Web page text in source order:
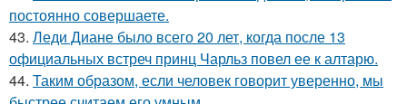
постоянно совершаете.
43. Леди Диане было всего 20 лет, когда после 13
официальных встреч принц Чарльз повел ее к алтарю.
44. Таким образом, если человек говорит уверенно, мы